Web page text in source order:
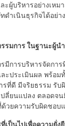
ผู้บริหารอย่างเห
าเนินธุรกิจได้อย่า
มการ ในฐานะผู้น
ารบริหารจัดการ
ะประเมินผล พร้อ
ที่ดี มีจริยธรรม รั
ปลี่ยนแปลง ตลอด
วยความรับผิดชอบ
เป็นไปเพื่อความยั่ง